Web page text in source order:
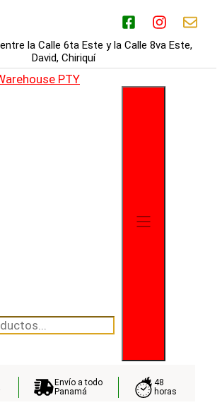
la Calle 6ta Este y la Calle 8va Este,
David, Chiriquí
Envío a todo
Panamá
48
horas